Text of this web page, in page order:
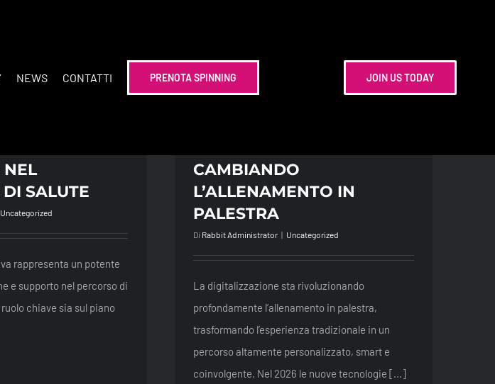
NEWS CONTATTI PRENOTA SPINNING JOIN US TODAY
NEL
SALUTE
Uncategorized
rappresenta un potente
e supporto nel percorso di
chiave sia sul piano
CAMBIANDO
L’ALLENAMENTO IN
PALESTRA
Di Rabbit Administrator | Uncategorized
La digitalizzazione sta rivoluzionando
profondamente l’allenamento in palestra,
trasformando l’esperienza tradizionale in un
percorso altamente personalizzato, smart e
coinvolgente. Nel 2026 le nuove tecnologie [...]